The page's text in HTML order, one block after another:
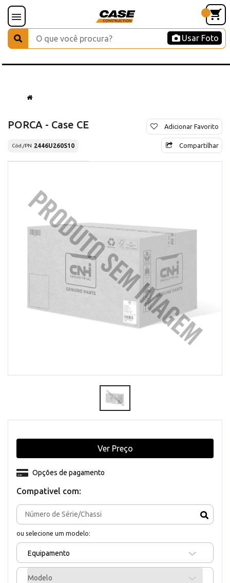
Usar Foto
PORCA - Case CE
Cód./PN 2446U260S10
Adicionar Favorito
Compartilhar
Compativel com:
ou selecione um modelo:
Equipamento
Modelo
Opções de pagamento
Ver Preço